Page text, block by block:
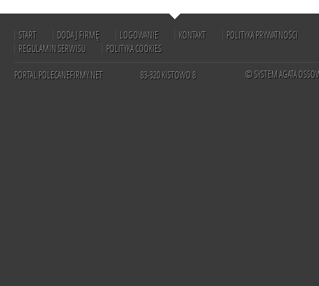
START DODAJ FIRMĘ LOGOWANIE KONTAKT
POLITYKA PRYWATNOŚCI
REGULAMIN SERWISU
POLITYKA COOKIES
PORTAL POLECANEFIRMY.NET 83-320 KISTOWO 8 © SYSTEM AGATA